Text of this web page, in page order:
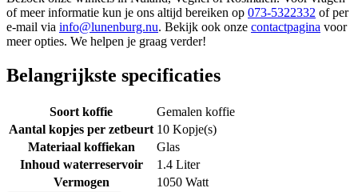
of meer informatie kun je ons altijd bereiken op 073-5322332 of per
e-mail via info@lunenburg.nu. Bekijk ook onze contactpagina voor
meer opties. We helpen je graag verder!
Belangrijkste specificaties
Soort koffie
Gemalen koffie
Aantal kopjes per zetbeurt 10 Kopje(s)
Materiaal koffiekan
Glas
Inhoud waterreservoir
1.4 Liter
Vermogen
1050 Watt